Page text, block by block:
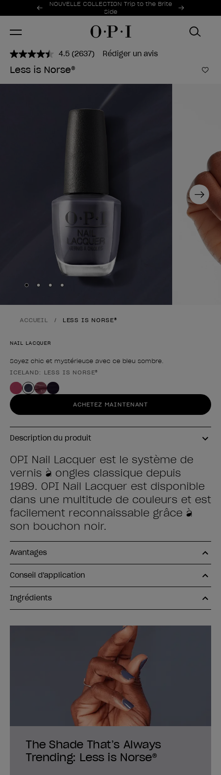
Offres promotionnelles
NOUVELLE COLLECTION Trip to the Brite
Side
Item 1 of 2
4.5 Lire
2637
avis.
page.
(2637) Rédiger un avis
Less is Norse®
Next
Skip to slide
Skip to slide
Skip to slide
Skip to slide
ACCUEIL LESS IS NORSE®
NAIL LACQUER
Soyez chic et mystérieuse avec ce bleu sombre.
Forme du produit
ICELAND: LESS IS NORSE®
ACHETEZ MAINTENANT
Description du produit
OPI Nail Lacquer est le système de
vernis à ongles classique depuis
1989. OPI Nail Lacquer est disponible
dans une multitude de couleurs et est
facilement reconnaissable grâce à
son bouchon noir.
Avantages
Conseil d'application
Ingrédients
The Shade That’s Always
Trending: Less is Norse®